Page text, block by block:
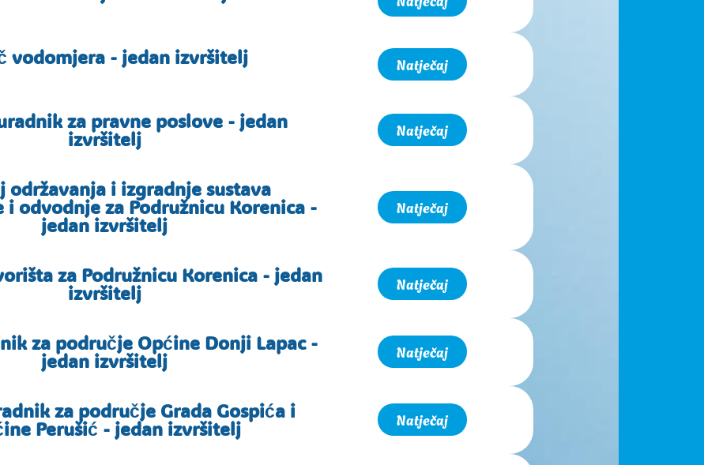
vodomjera - jedan izvršitelj Natječaj
za pravne poslove - jedan
izvršitelj Natječaj
održavanja i izgradnje sustava
i odvodnje za Podružnicu Korenica -
jedan izvršitelj
Natječaj
za Podružnicu Korenica - jedan
izvršitelj Natječaj
za područje Općine Donji Lapac -
jedan izvršitelj Natječaj
za područje Grada Gospića i
Perušić - jedan izvršitelj Natječaj